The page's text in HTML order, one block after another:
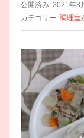
公開済み: 2021年3
カテゴリー: 調理室